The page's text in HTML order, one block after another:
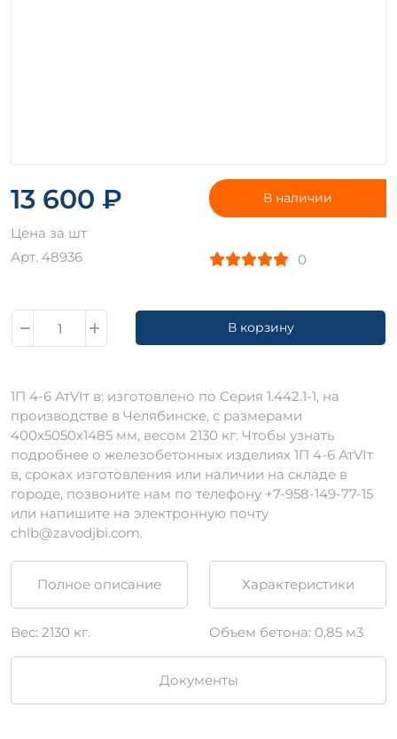
13 600 ₽
Цена за шт
Арт. 48936
В наличии
0
В корзину
1П 4-6 АтVIт в: изготовлено по Серия 1.442.1-1, на
производстве в Челябинске, с размерами
400х5050х1485 мм, весом 2130 кг. Чтобы узнать
подробнее о железобетонных изделиях 1П 4-6 АтVIт
в, сроках изготовления или наличии на складе в
городе, позвоните нам по телефону +7-958-149-77-15
или напишите на электронную почту
chlb@zavodjbi.com.
Полное описание Характеристики
Вес: 2130 кг. Объем бетона: 0,85 м3
Документы